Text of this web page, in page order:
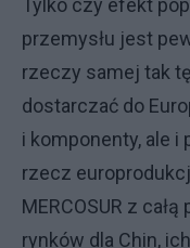
przemysłu jest
rzeczy samej tak
dostarczać do
i komponenty, ale
rzecz
MERCOSUR z
rynków dla Chin,